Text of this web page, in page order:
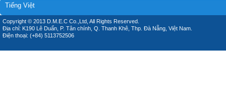
Tiếng Việt
Copyright © 2013 D.M.E.C Co.,Ltd, All Rights Reserved.
Địa chỉ: K190 Lê Duẩn, P. Tân chính, Q. Thanh Khê, Thp. Đà Nẵng, Việt Nam.
Điện thoại: (+84) 5113752506